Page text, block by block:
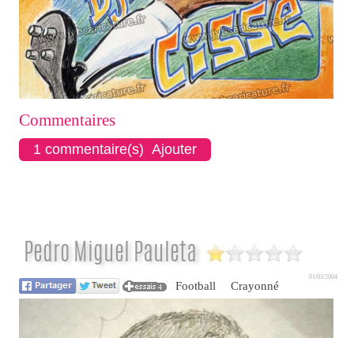
Commentaires
1 commentaire(s) Ajouter
Pedro Miguel Pauleta
01/03/2004
4 Football Crayonné